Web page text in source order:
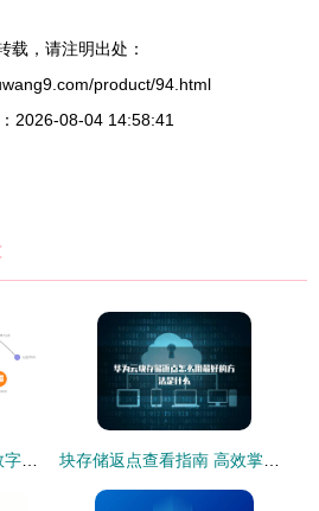
载，请注明出处：
product/94.html
2026-08-04 14:58:41